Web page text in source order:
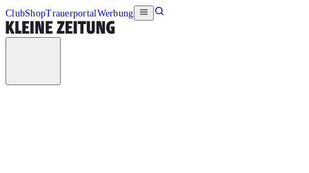
ClubShopTrauerportalWerbung